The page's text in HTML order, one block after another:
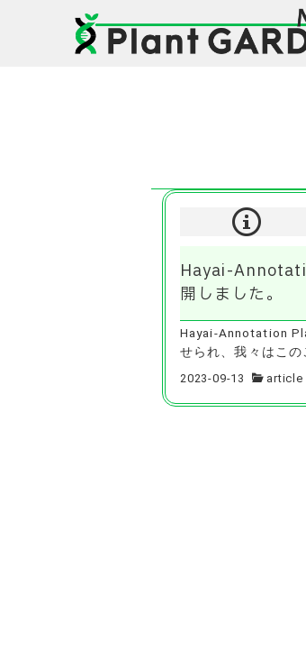
Hayai-
開しました。
Hayai-Annotation
せられ、我々はこの
2023-09-13 article